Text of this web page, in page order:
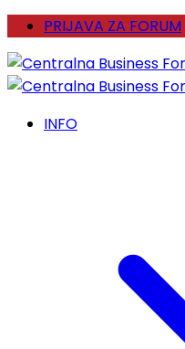
PRIJAVA ZA FORUM
INFO